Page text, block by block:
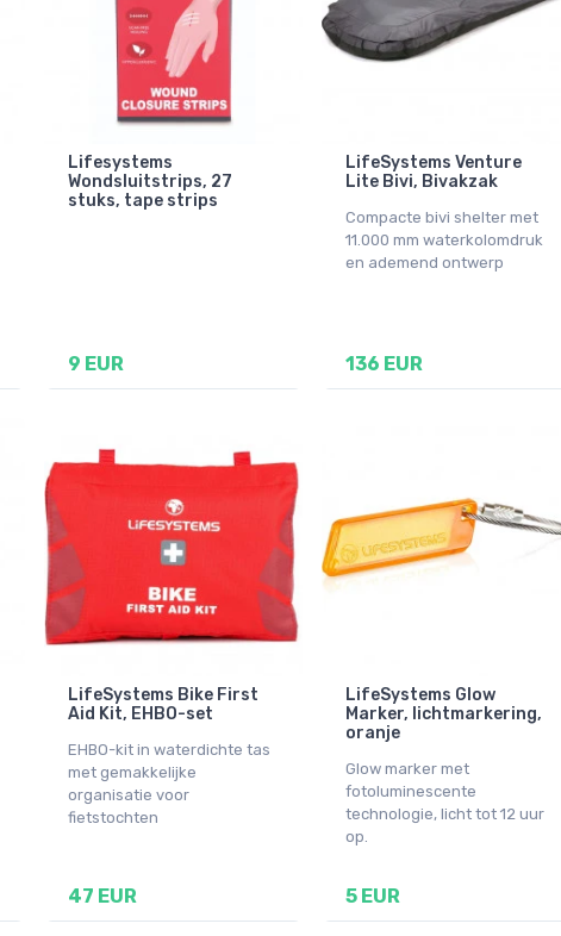
Lifesystems
Wondsluitstrips, 27
stuks, tape strips
9 EUR
LifeSystems Venture
Lite Bivi, Bivakzak
Compacte bivi shelter met
11.000 mm waterkolomdruk
en ademend ontwerp
136 EUR
LifeSystems Bike First
Aid Kit, EHBO-set
EHBO-kit in waterdichte tas
met gemakkelijke
organisatie voor
fietstochten
47 EUR
LifeSystems Glow
Marker, lichtmarkering,
oranje
Glow marker met
fotoluminescente
technologie, licht tot 12 uur
op.
5 EUR